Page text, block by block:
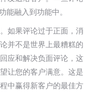
能融入到功能中。
如果评论过于正面，消
并不是世界上最糟糕的
应和解决负面评论，这
让您的客户满意。这是
中赢得新客户的最佳方